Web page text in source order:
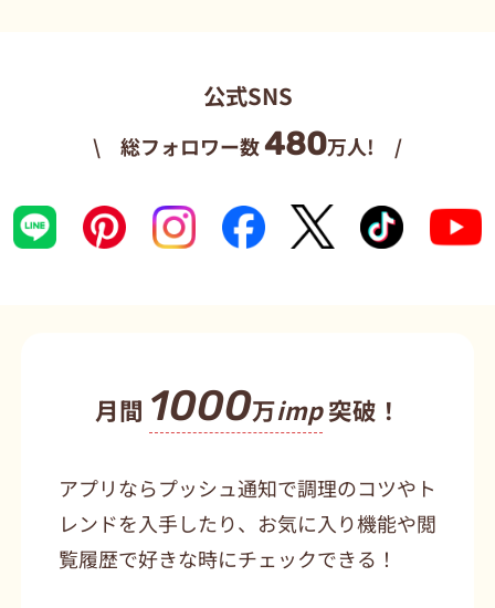
公式SNS
\ 総フォロワー数480万人! /
月間 1000万imp突破！
アプリならプッシュ通知で調理のコツやト
レンドを入手したり、お気に入り機能や閲
覧履歴で好きな時にチェックできる！